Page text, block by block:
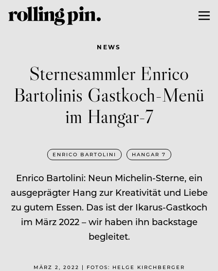
NEWS
Sternesammler Enrico
Bartolinis Gastkoch-Menü
im Hangar-7
ENRICO BARTOLINI HANGAR 7
Enrico Bartolini: Neun Michelin-Sterne, ein
ausgeprägter Hang zur Kreativität und Liebe
zu gutem Essen. Das ist der Ikarus-Gastkoch
im März 2022 – wir haben ihn backstage
begleitet.
MÄRZ 2, 2022 | FOTOS: HELGE KIRCHBERGER